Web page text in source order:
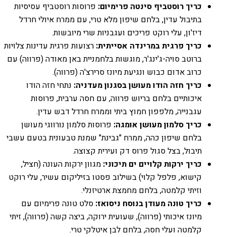
כריך רוסטביף סינטה פרימיום: פרוסות רוסטביף עסיסיות
בתיבול עדין, בלחם שיפון מלא טרי, עם ממרח איולי חרדל
דיז'ון, עלי רוקט פריכים ועגבניות שרי מיובשות.
כריך פרגית במרינדה אסייתית: רצועות פרגית עדינות צלויות
ברוטב סויה-ג'ינג'ר, מוגשות בלחמניית באן מאודה (פרווה) עם
כרוב אדום כבוש ונגיעת מיונז סרירצ'ה (פרווה).
כריך חזה הודו מעושן בסגנון מעדניה: נתחי חזה הודו
איכותיים בלחם בריוש פרווה, עם חסה ערבית, פרוסות
עגבנייה, מלפפון חמוץ ביתי וממרח חרדל דבש עדין.
כריך סלמון מעושן אומגה: פרוסות סלמון נורווגי מעושן
בלחם שיפון כהה, ממרח "גבינת" שמנת טבעונית בטעם עשבי
תיבול, בצל סגול פרוס דק ועירית קצוצה.
כריך ירקות קלויים ים תיכוני: מגוון ירקות העונה (חציל,
קישוא, פלפל קלוי) בשילוב פסטו בזיליקום עשיר, עלי רוקט
וזיתי קלמטה, בלחם מחמצת ארטיזנלי.
כריך טונה מעודן בנוסח ניסואז: סלט טונה פרימיום עם
מיונז איכותי (פרווה), שעועית ירוקה, ביצה קשה (פרווה), זיתי
קלמטה ועלי חסה, בלחם לבן איטלקי טרי.